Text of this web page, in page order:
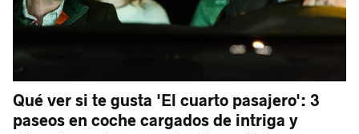
Qué ver si te gusta 'El cuarto pasajero': 3
paseos en coche cargados de intriga y